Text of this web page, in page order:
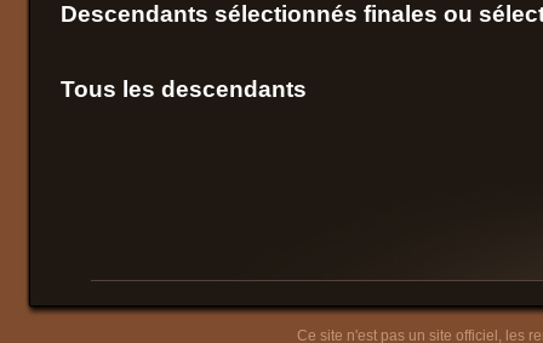
Descendants sélectionnés finales ou
Tous les descendants
Ce site n'est pas un site officiel, les